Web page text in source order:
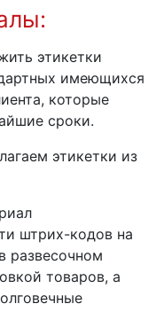
этикетки
имеющихся
которые
сроки.
этикетки из
штрих-кодов на
развесочном
товаров, а